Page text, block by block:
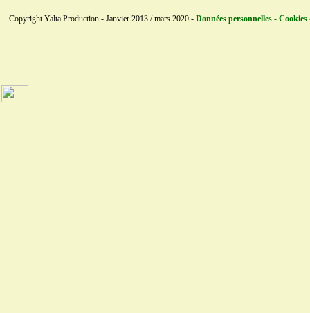
Copyright Yalta Production - Janvier 2013 / mars 2020 - Données personnelles -